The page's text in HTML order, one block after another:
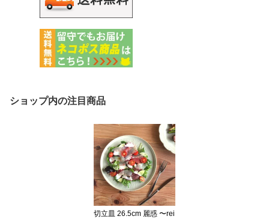
ショップ内の注目商品
切立皿 26.5cm 麗惑 〜rei